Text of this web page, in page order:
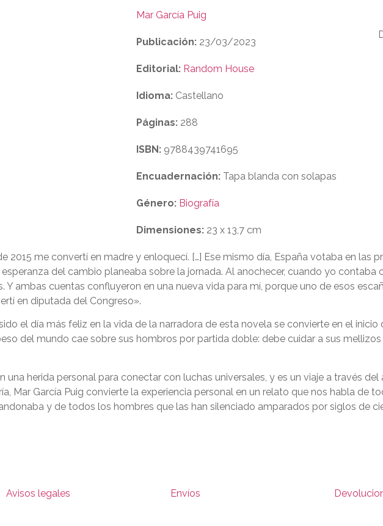
Mar García Puig
Publicación:23/03/2023
Editorial: Random House
Idioma:Castellano
Páginas:288
ISBN:9788439741695
Encuadernación:Tapa blanda con solapas
Género: Biografía
Dimensiones:23 x 13,7 cm
2015 me convertí en madre y enloquecí. […] Ese mismo día, España votaba en las
del cambio planeaba sobre la jornada. Al anochecer, cuando yo contaba
Y ambas cuentas confluyeron en una nueva vida para mí, porque uno de esos
en diputada del Congreso».
el día más feliz en la vida de la narradora de esta novela se convierte en el
del mundo cae sobre sus hombros por partida doble: debe cuidar a sus
una herida personal para conectar con luchas universales, y es un viaje a través
Mar García Puig convierte la experiencia personal en un relato que nos habla de
y de todos los hombres que las han silenciado amparados por siglos de
Avisos legales Envíos